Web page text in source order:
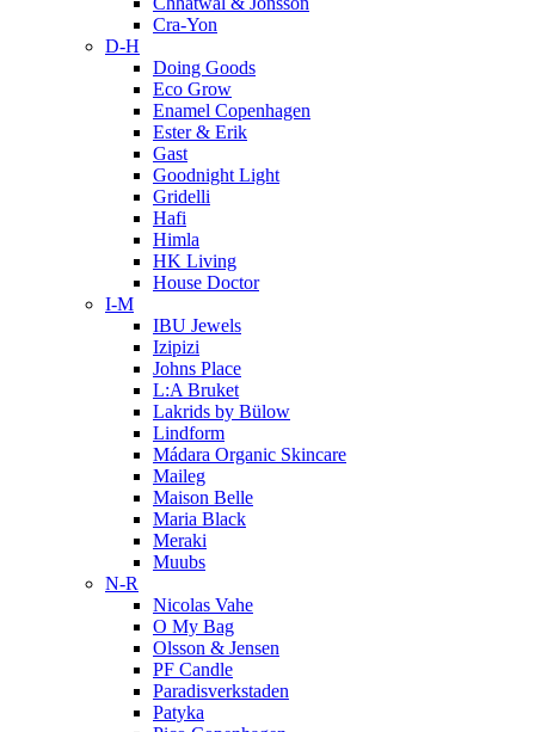
Cra-Yon
D-H
Doing Goods
Eco Grow
Enamel Copenhagen
Ester & Erik
Gast
Goodnight Light
Gridelli
Hafi
Himla
HK Living
House Doctor
I-M
IBU Jewels
Izipizi
Johns Place
L:A Bruket
Lakrids by Bülow
Lindform
Mádara Organic Skincare
Maileg
Maison Belle
Maria Black
Meraki
Muubs
N-R
Nicolas Vahe
O My Bag
Olsson & Jensen
PF Candle
Paradisverkstaden
Patyka